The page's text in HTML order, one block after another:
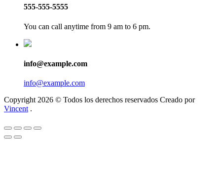
555-555-5555
You can call anytime from 9 am to 6 pm.
info@example.com
info@example.com
Copyright 2026 © Todos los derechos reservados Creado por
Vincent .